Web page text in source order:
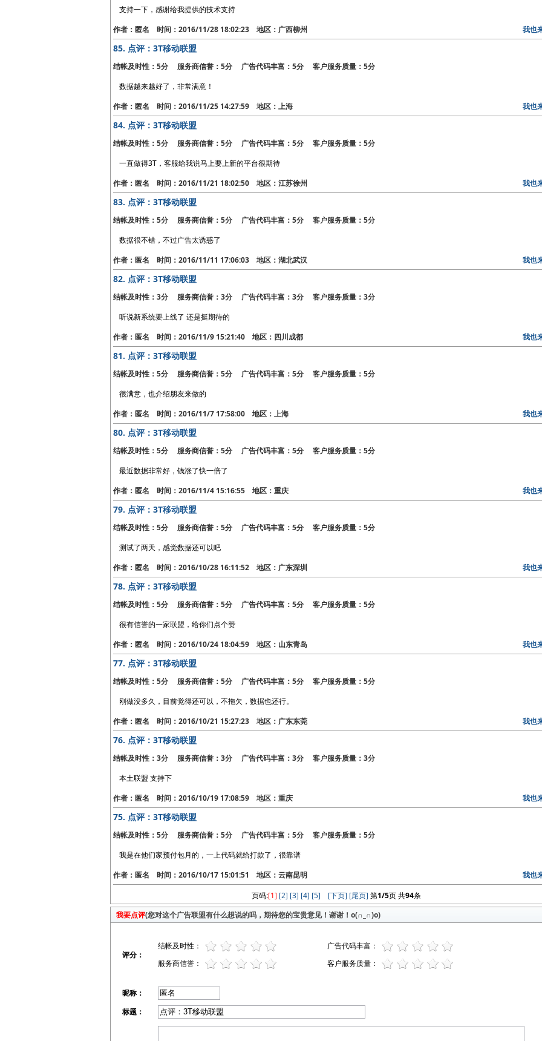
支持一下，感谢给我提供的技术支持
作者：匿名 时间：2016/11/28 18:02:23 地区：广西柳州
我也
85. 点评：3T移动联盟
结帐及时性：5分 服务商信誉：5分 广告代码丰富：5分 客户服务质量：5分
数据越来越好了，非常满意！
作者：匿名 时间：2016/11/25 14:27:59 地区：上海
我也
84. 点评：3T移动联盟
结帐及时性：5分 服务商信誉：5分 广告代码丰富：5分 客户服务质量：5分
一直做得3T，客服给我说马上要上新的平台很期待
作者：匿名 时间：2016/11/21 18:02:50 地区：江苏徐州
我也
83. 点评：3T移动联盟
结帐及时性：5分 服务商信誉：5分 广告代码丰富：5分 客户服务质量：5分
数据很不错，不过广告太诱惑了
作者：匿名 时间：2016/11/11 17:06:03 地区：湖北武汉
我也
82. 点评：3T移动联盟
结帐及时性：3分 服务商信誉：3分 广告代码丰富：3分 客户服务质量：3分
听说新系统要上线了 还是挺期待的
作者：匿名 时间：2016/11/9 15:21:40 地区：四川成都
我也
81. 点评：3T移动联盟
结帐及时性：5分 服务商信誉：5分 广告代码丰富：5分 客户服务质量：5分
很满意，也介绍朋友来做的
作者：匿名 时间：2016/11/7 17:58:00 地区：上海
我也
80. 点评：3T移动联盟
结帐及时性：5分 服务商信誉：5分 广告代码丰富：5分 客户服务质量：5分
最近数据非常好，钱涨了快一倍了
作者：匿名 时间：2016/11/4 15:16:55 地区：重庆
我也
79. 点评：3T移动联盟
结帐及时性：5分 服务商信誉：5分 广告代码丰富：5分 客户服务质量：5分
测试了两天，感觉数据还可以吧
作者：匿名 时间：2016/10/28 16:11:52 地区：广东深圳
我也
78. 点评：3T移动联盟
结帐及时性：5分 服务商信誉：5分 广告代码丰富：5分 客户服务质量：5分
很有信誉的一家联盟，给你们点个赞
作者：匿名 时间：2016/10/24 18:04:59 地区：山东青岛
我也
77. 点评：3T移动联盟
结帐及时性：5分 服务商信誉：5分 广告代码丰富：5分 客户服务质量：5分
刚做没多久，目前觉得还可以，不拖欠，数据也还行。
作者：匿名 时间：2016/10/21 15:27:23 地区：广东东莞
我也
76. 点评：3T移动联盟
结帐及时性：3分 服务商信誉：3分 广告代码丰富：3分 客户服务质量：3分
本土联盟 支持下
作者：匿名 时间：2016/10/19 17:08:59 地区：重庆
我也
75. 点评：3T移动联盟
结帐及时性：5分 服务商信誉：5分 广告代码丰富：5分 客户服务质量：5分
我是在他们家预付包月的，一上代码就给打款了，很靠谱
作者：匿名 时间：2016/10/17 15:01:51 地区：云南昆明
我也
页码:[1] [2] [3] [4] [5] [下页] [尾页] 第1/5页 共94条
我要点评(您对这个广告联盟有什么想说的吗，期待您的宝贵意见！谢谢！o(∩_∩)o)
评分：
结帐及时性：
广告代码丰富：
服务商信誉：
客户服务质量：
昵称：
标题：